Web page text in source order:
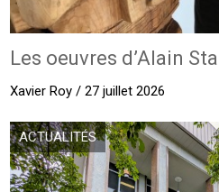
Les oeuvres d’Alain
Xavier Roy / 27 juillet 2026
ACTUALITÉS